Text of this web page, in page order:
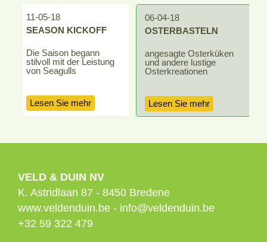
11-05-18
SEASON KICKOFF
Die Saison begann
stilvoll mit der Leistung
von Seagulls
Lesen Sie mehr
06-04-18
OSTERBASTELN
angesagte Osterküken
und andere lustige
Osterkreationen
Lesen Sie mehr
VELD & DUIN NV
K. Astridlaan 87 - 8450 Bredene
www.veldenduin.be - info@veldenduin.be
+32 59 322 479